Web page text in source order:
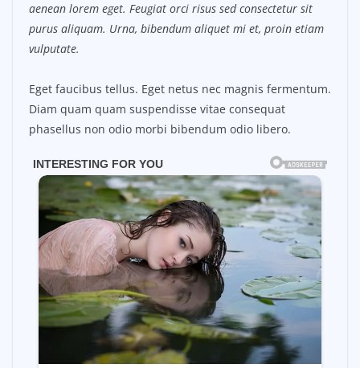
aenean lorem eget. Feugiat orci risus sed consectetur sit
purus aliquam. Urna, bibendum aliquet mi et, proin etiam
vulputate.
Eget faucibus tellus. Eget netus nec magnis fermentum.
Diam quam quam suspendisse vitae consequat
phasellus non odio morbi bibendum odio libero.